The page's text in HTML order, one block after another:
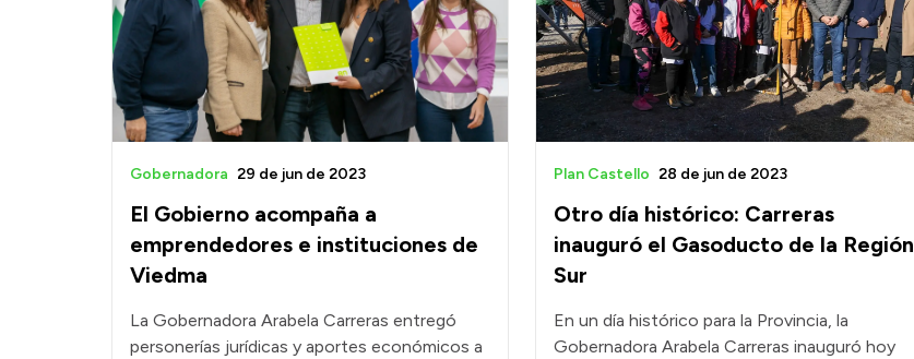
El Gobierno acompaña a
emprendedores e instituciones de
Viedma
Gobernadora 29 de jun de 2023
La Gobernadora Arabela Carreras entregó
personerías jurídicas y aportes económicos a
Otro día histórico: Carreras
inauguró el Gasoducto de la Región
Sur
Plan Castello 28 de jun de 2023
En un día histórico para la Provincia, la
Gobernadora Arabela Carreras inauguró hoy